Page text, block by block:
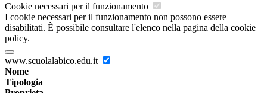
Cookie necessari per il funzionamento
I cookie necessari per il funzionamento non possono essere
disabilitati. È possibile consultare l'elenco nella pagina della cookie
policy.
www.scuolalabico.edu.it
Nome
Tipologia